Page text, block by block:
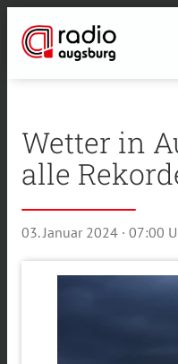
Wetter in
alle
03. Januar 2024 · 07:00